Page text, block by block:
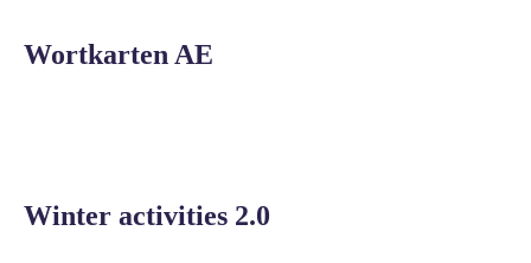
Wortkarten AE
Winter activities 2.0